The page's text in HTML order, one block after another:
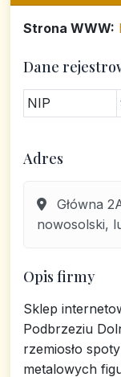
Strona WWW:
Dane
NIP
Adres
Główna
nowosolski,
Opis firmy
Sklep
Podbrzeziu
rzemiosło
metalowych